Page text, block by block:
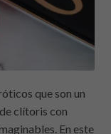
que son un
clítoris con
En este